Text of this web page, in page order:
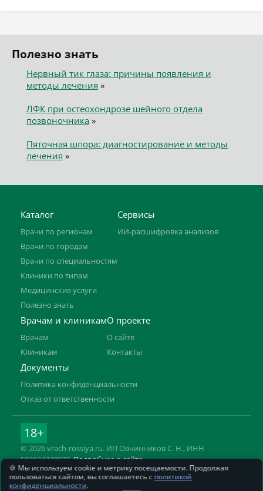
Полезно знать
Нервный тик глаза: причины появления и
методы лечения »
ЛФК при остеохондрозе шейного отдела
позвоночника»
Пяточная шпора: диагностирование и методы
лечения »
Каталог
Врачи по регионам
Врачи по городам
Врачи по специальностям
Клиники по типам
Медицинские услуги
Полезно знать
Сервисы
ИИ-расшифровка анализов
Врачам и клиникам
Врачам
Клиникам
О проекте
О сайте
Контакты
Документы
Политика конфиденциальности
Отказ от ответственности
18+
© 2026 vrach-rossiya.ru. ИП Овчинников С. Н., ИНН
592104728977.Подробнее о сайте
Информация на сайте не заменяет приём врача. Имеются
противопоказания, необходима консультация специалиста.
🍪 Мы используем cookie и метрику посещаемости. Продолжая
пользоваться сайтом, вы соглашаетесь с политикой
конфиденциальности.